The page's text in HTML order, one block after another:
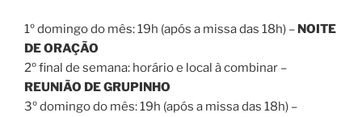
1º domingo do mês: 19h (após a missa das 18h) – NOITE
DE ORAÇÃO
2º final de semana: horário e local à combinar –
REUNIÃO DE GRUPINHO
3º domingo do mês: 19h (após a missa das 18h) –